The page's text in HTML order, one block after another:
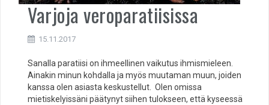
Varjoja veroparatiisissa
15.11.2017
Sanalla paratiisi on ihmeellinen vaikutus ihmismieleen.
Ainakin minun kohdalla ja myös muutaman muun, joiden
kanssa olen asiasta keskustellut. Olen omissa
mietiskelyissäni päätynyt siihen tulokseen, että kyseessä